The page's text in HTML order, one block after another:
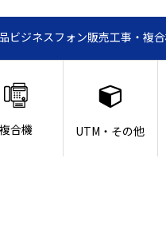
ビジネスフォン販売工事・複
複合機 UTM・その他